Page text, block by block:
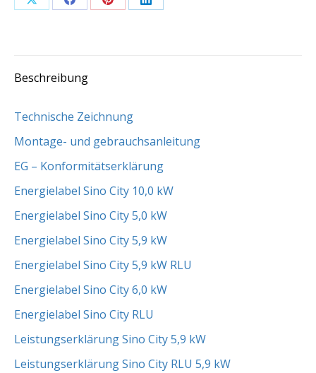
Share Share Share Share
Beschreibung
Technische Zeichnung
Montage- und gebrauchsanleitung
EG – Konformitätserklärung
Energielabel Sino City 10,0 kW
Energielabel Sino City 5,0 kW
Energielabel Sino City 5,9 kW
Energielabel Sino City 5,9 kW RLU
Energielabel Sino City 6,0 kW
Energielabel Sino City RLU
Leistungserklärung Sino City 5,9 kW
Leistungserklärung Sino City RLU 5,9 kW